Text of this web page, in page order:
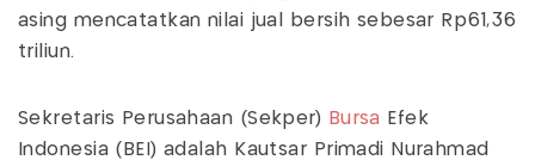
asing mencatatkan nilai jual bersih sebesar Rp61,36
triliun.
Sekretaris Perusahaan (Sekper) Bursa
Efek
Indonesia (BEI) adalah Kautsar Primadi Nurahmad